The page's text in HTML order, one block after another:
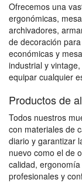
Ofrecemos una
ergonómicas,
archivadores,
de decoración
económicas y
industrial y
equipar cualquier
Productos de
Todos nuestros
con materiales de
diario y garantizar
nuevo como el de
calidad,
profesionales y